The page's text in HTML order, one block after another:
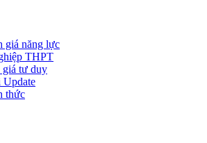
giá năng lực
THPT
giá tư duy
Update
thức